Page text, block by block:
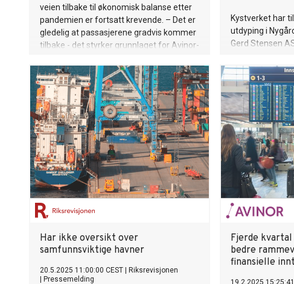
veien tilbake til økonomisk balanse etter
pandemien er fortsatt krevende. – Det er
gledelig at passasjerene gradvis kommer
tilbake - det styrker grunnlaget for Avinor-
og selvfinansiert luftfartsnettverk. Vi
leverer sikker og
stabil drift, arbeider målrettet med
inntektsagendaen og holder kostnadene i
sjakk. Dette sier konsernsjef i Avinor,
Abraham Foss.
Kystverket har
utdyping i
Gerd Stensen
bedre
sikkerheten for
Har ikke oversikt over
samfunnsviktige havner
20.5.2025 11:00:00 CEST
Riksrevisjonen
Pressemelding
Fjerde
bedre
finansielle
19.2.2025